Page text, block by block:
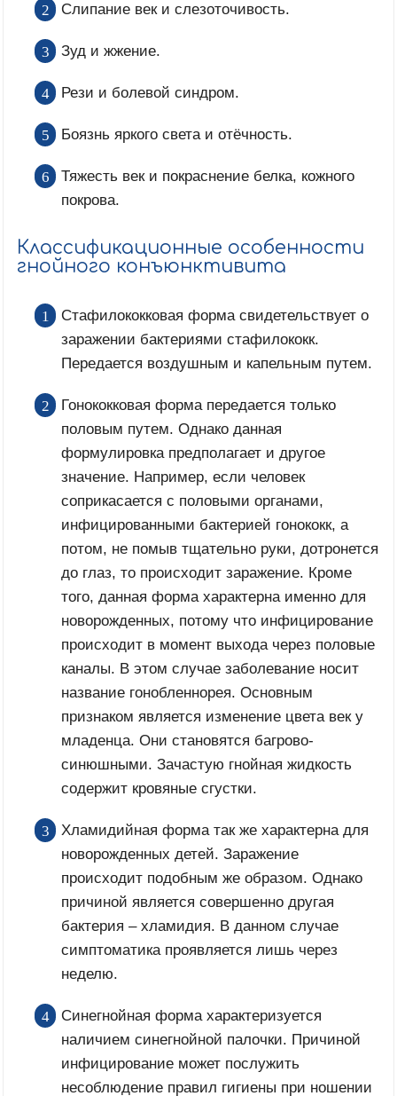
Слипание век и слезоточивость.
Зуд и жжение.
Рези и болевой синдром.
Боязнь яркого света и отёчность.
Тяжесть век и покраснение белка, кожного
покрова.
Классификационные особенности
гнойного конъюнктивита
Стафилококковая форма свидетельствует о
заражении бактериями стафилококк.
Передается воздушным и капельным путем.
Гонококковая форма передается только
половым путем. Однако данная
формулировка предполагает и другое
значение. Например, если человек
соприкасается с половыми органами,
инфицированными бактерией гонококк, а
потом, не помыв тщательно руки, дотронется
до глаз, то происходит заражение. Кроме
того, данная форма характерна именно для
новорожденных, потому что инфицирование
происходит в момент выхода через половые
каналы. В этом случае заболевание носит
название гонобленнорея. Основным
признаком является изменение цвета век у
младенца. Они становятся багрово-
синюшными. Зачастую гнойная жидкость
содержит кровяные сгустки.
Хламидийная форма так же характерна для
новорожденных детей. Заражение
происходит подобным же образом. Однако
причиной является совершенно другая
бактерия – хламидия. В данном случае
симптоматика проявляется лишь через
неделю.
Синегнойная форма характеризуется
наличием синегнойной палочки. Причиной
инфицирование может послужить
несоблюдение правил гигиены при ношении